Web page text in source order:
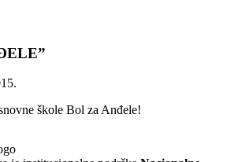
škole Bol za Anđele!